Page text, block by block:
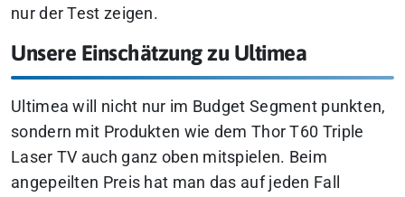
nur der Test zeigen.
Unsere Einschätzung zu Ultimea
Ultimea will nicht nur im Budget Segment punkten,
sondern mit Produkten wie dem Thor T60 Triple
Laser TV auch ganz oben mitspielen. Beim
angepeilten Preis hat man das auf jeden Fall